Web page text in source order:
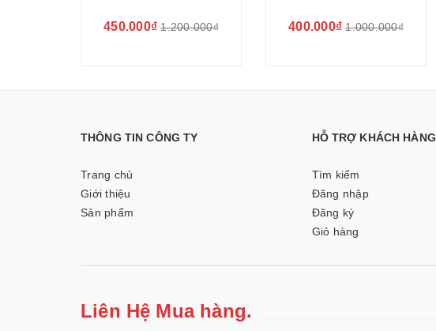
450.000₫ 1.200.000₫ 400.000₫ 1.000.000₫
THÔNG TIN CÔNG TY
Trang chủ
Giới thiệu
Sản phẩm
HỖ TRỢ KHÁCH HÀNG
Tìm kiếm
Đăng nhập
Đăng ký
Giỏ hàng
Liên Hệ Mua hàng.